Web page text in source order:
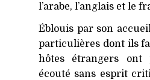
l’arabe, l’anglais et le
Éblouis par son
particulières dont ils
hôtes étrangers
écouté sans esprit